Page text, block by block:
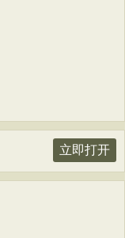
立即打开